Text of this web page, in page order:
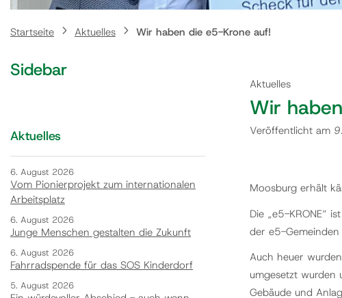
Startseite Aktuelles Wir haben die e5-Krone auf!
Aktuelles
Wir
Veröffentlicht am
Moosburg erhält
Die „e5-KRONE“
der e5-Gemeinden
Auch heuer
umgesetzt wurden
Gebäude und
Sidebar
Aktuelles
6. August 2026
Vom Pionierprojekt zum internationalen
Arbeitsplatz
6. August 2026
Junge Menschen gestalten die Zukunft
6. August 2026
Fahrradspende für das SOS Kinderdorf
5. August 2026